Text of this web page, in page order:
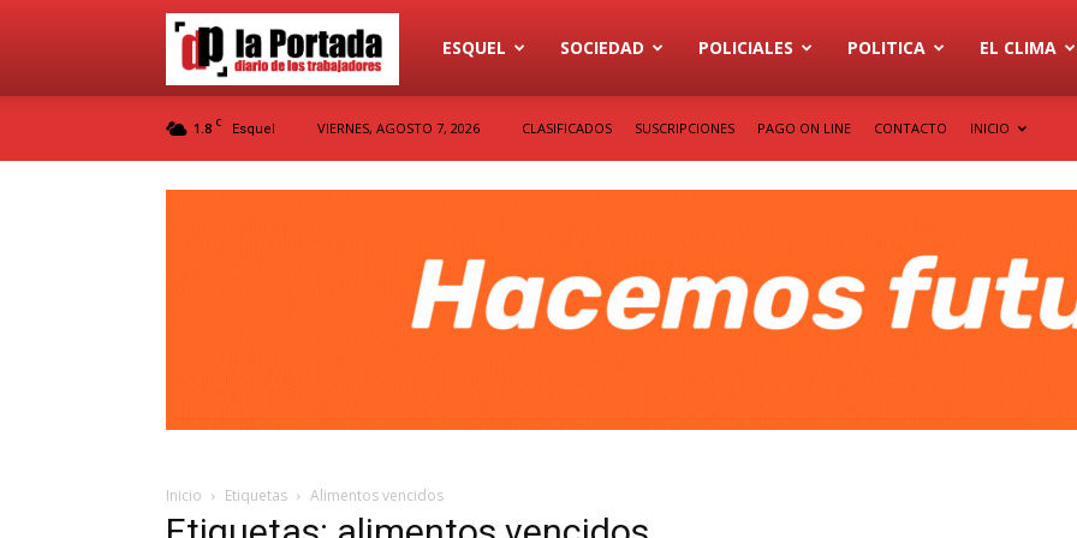
Diario
ESQUEL SOCIEDAD POLICIALES POLITICA EL CLIMA
1.8 C Esquel VIERNES, AGOSTO 7, 2026 CLASIFICADOS SUSCRIPCIONES PAGO ON LINE CONTACTO INICIO
Inicio Etiquetas Alimentos vencidos